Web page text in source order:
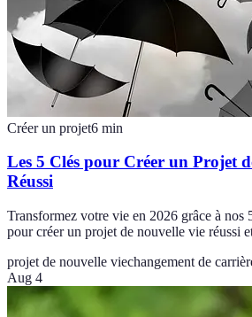
Créer un projet6 min
Les 5 Clés pour Créer un Projet
Réussi
Transformez votre vie en 2026 grâce à nos
pour créer un projet de nouvelle vie réussi
projet de nouvelle viechangement de
Aug 4